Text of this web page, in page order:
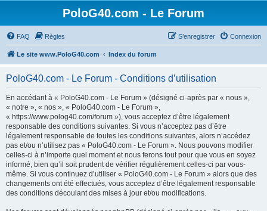
PoloG40.com - Le Forum
FAQ Règles Connexion
S’enregistrer
Le site www.PoloG40.com Index du forum
PoloG40.com - Le Forum - Conditions d’utilisation
En accédant à « PoloG40.com - Le Forum » (désigné ci-après par « nous »,
« notre », « nos », « PoloG40.com - Le Forum »,
« https://www.polog40.com/forum »), vous acceptez d’être légalement
responsable des conditions suivantes. Si vous n’acceptez pas d’être
légalement responsable de toutes les conditions suivantes, alors n’accédez
pas et/ou n’utilisez pas « PoloG40.com - Le Forum ». Nous pouvons modifier
celles-ci à n’importe quel moment et nous ferons tout pour que vous en soyez
informé, bien qu’il soit prudent de vérifier régulièrement celles-ci par vous-
même. Si vous continuez d’utiliser « PoloG40.com - Le Forum » alors que des
changements ont été effectués, vous acceptez d’être légalement responsable
des conditions découlant des mises à jour et/ou modifications.